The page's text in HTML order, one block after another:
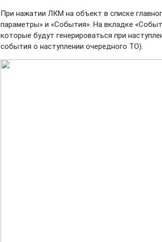
При нажатии ЛКМ на объект в списке
параметры» и «События». На вкладке
которые будут генерироваться при
события о наступлении очередного ТО).